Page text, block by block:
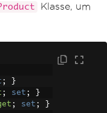
Klasse, um
;
}
; set ;
}
; set ;
}